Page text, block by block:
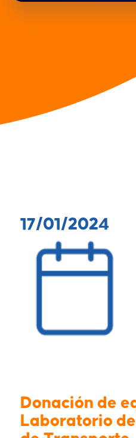
17/01/2024
Donación de
Laboratorio